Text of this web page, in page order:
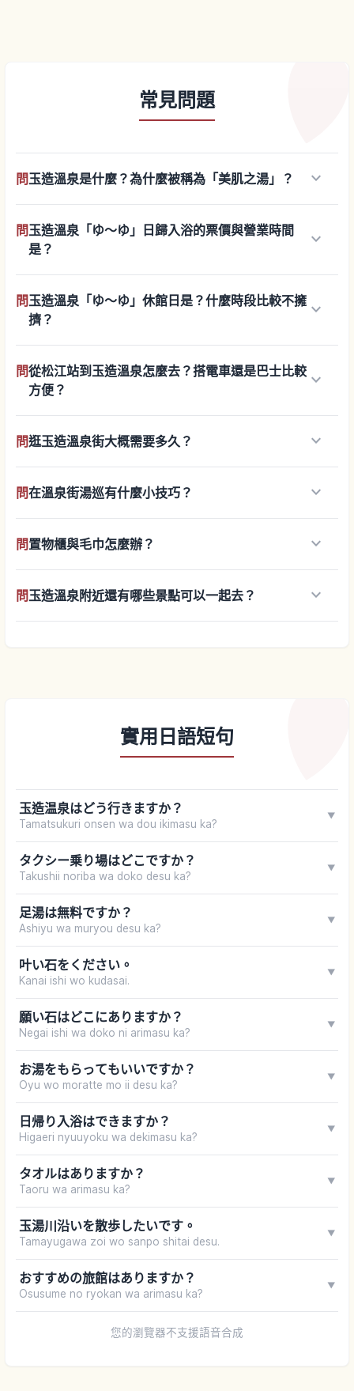
常見問題
問玉造溫泉是什麼？為什麼被稱為「美肌之湯」？ keyboard_arrow_down
問玉造溫泉「ゆ〜ゆ」日歸入浴的票價與營業時間
是？
keyboard_arrow_down
問玉造溫泉「ゆ〜ゆ」休館日是？什麼時段比較不擁
擠？
keyboard_arrow_down
問從松江站到玉造溫泉怎麼去？搭電車還是巴士比較
方便？
keyboard_arrow_down
問逛玉造溫泉街大概需要多久？ keyboard_arrow_down
問在溫泉街湯巡有什麼小技巧？ keyboard_arrow_down
問置物櫃與毛巾怎麼辦？ keyboard_arrow_down
問玉造溫泉附近還有哪些景點可以一起去？ keyboard_arrow_down
實用日語短句
玉造温泉はどう行きますか？
Tamatsukuri onsen wa dou ikimasu ka?
▼
タクシー乗り場はどこですか？
Takushii noriba wa doko desu ka?
▼
足湯は無料ですか？
Ashiyu wa muryou desu ka?
▼
叶い石をください。
Kanai ishi wo kudasai.
▼
願い石はどこにありますか？
Negai ishi wa doko ni arimasu ka?
▼
お湯をもらってもいいですか？
Oyu wo moratte mo ii desu ka?
▼
日帰り入浴はできますか？
Higaeri nyuuyoku wa dekimasu ka?
▼
タオルはありますか？
Taoru wa arimasu ka?
▼
玉湯川沿いを散歩したいです。
Tamayugawa zoi wo sanpo shitai desu.
▼
おすすめの旅館はありますか？
Osusume no ryokan wa arimasu ka?
▼
您的瀏覽器不支援語音合成